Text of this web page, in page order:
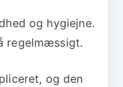
og hygiejne.
regelmæssigt.
og den